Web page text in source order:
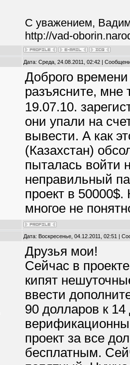
С уважением,
http://vad-
Дата: Среда, 24.08.2011, 02:42 |
Доброго
разъясните, мне
19.07.10.
они упали на
вывести. А как
(Казахстан)
пыталась войти
неправильный
проект в
многое не
Дата: Воскресенье, 04.12.2011, 02:51 |
Друзья мои!
Сейчас в
кипят
ввести
90 долларов к 14
проект за все
бесплатным.